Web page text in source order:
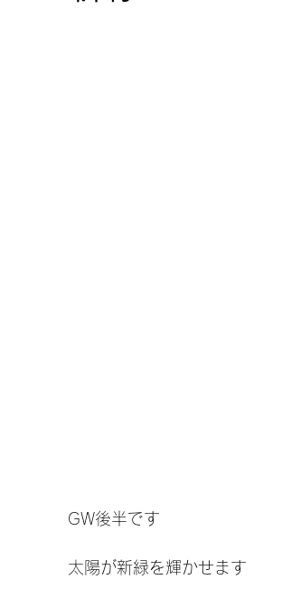
GW後半です
太陽が新緑を輝かせます